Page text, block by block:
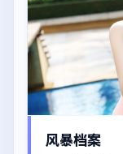
风暴档案